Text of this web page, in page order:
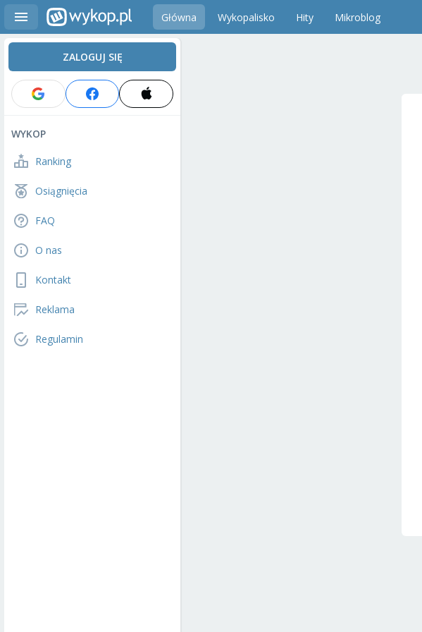
Główna Wykopalisko Hity Mikroblog
ZALOGUJ SIĘ
WYKOP
Ranking
Osiągnięcia
FAQ
O nas
Kontakt
Reklama
Regulamin